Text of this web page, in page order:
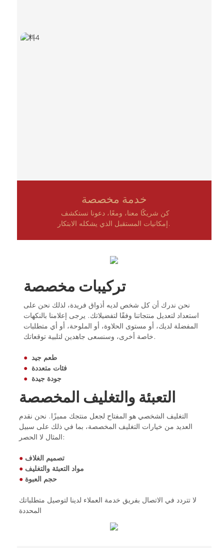
خدمة مخصصة
إمكانيات المستقبل الذي يشكله الابتكار.
تركيبات مخصصة
نحن ندرك أن كل شخص لديه أذواق فريدة، لذلك نحن على
استعداد لتعديل منتجاتنا وفقًا لتفضيلاتك. يرجى إعلامنا بالنكهات
المفضلة لديك، أو مستوى الحلاوة، أو الملوحة، أو أي متطلبات
خاصة أخرى، وسنسعى جاهدين لتلبية توقعاتك.
● طعم جيد
● فئات متعددة
● جودة جيدة
التعبئة والتغليف المخصصة
التغليف الشخصي هو المفتاح لجعل منتجك مميزًا. نحن نقدم
العديد من خيارات التغليف المخصصة، بما في ذلك على سبيل
المثال لا الحصر:
● تصميم الغلاف
● مواد التعبئة والتغليف
● حجم العبوة
لا تتردد في الاتصال بفريق خدمة العملاء لدينا لتوصيل متطلباتك
المحددة